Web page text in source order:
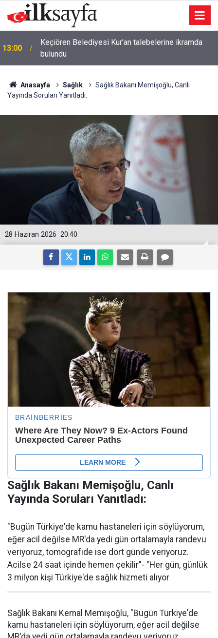
13:00
Keçiören Belediyesi Kur’an talebelerine ikramda
bulundu
Anasayfa Sağlık
Sağlık Bakanı Memişoğlu, Canlı
Yayında Soruları Yanıtladı:
20:40
28 Haziran 2026
Sağlık Bakanı Memişoğlu, Canlı
Yayında Soruları Yanıtladı:
"Bugün Türkiye'de kamu hastaneleri için söylüyorum,
eğer acil değilse MR'da yedi gün ortalamayla randevu
veriyoruz, tomografide ise dört günde veriyoruz.
Acilse 24 saat içinde hemen çekilir"- "Her gün, günlük
3 milyon kişi Türkiye'de sağlık hizmeti alıyor
Sağlık Bakanı Kemal Memişoğlu, "Bugün Türkiye'de
kamu hastaneleri için söylüyorum, eğer acil değilse